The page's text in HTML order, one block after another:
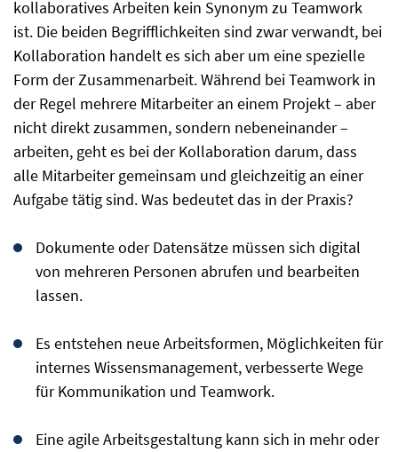
kollaboratives Arbeiten kein Synonym zu Teamwork
ist. Die beiden Begrifflichkeiten sind zwar verwandt, bei
Kollaboration handelt es sich aber um eine spezielle
Form der Zusammenarbeit. Während bei Teamwork in
der Regel mehrere Mitarbeiter an einem Projekt – aber
nicht direkt zusammen, sondern nebeneinander –
arbeiten, geht es bei der Kollaboration darum, dass
alle Mitarbeiter gemeinsam und gleichzeitig an einer
Aufgabe tätig sind. Was bedeutet das in der Praxis?
Dokumente oder Datensätze müssen sich digital
von mehreren Personen abrufen und bearbeiten
lassen.
Es entstehen neue Arbeitsformen, Möglichkeiten für
internes Wissensmanagement, verbesserte Wege
für Kommunikation und Teamwork.
Eine agile Arbeitsgestaltung kann sich in mehr oder